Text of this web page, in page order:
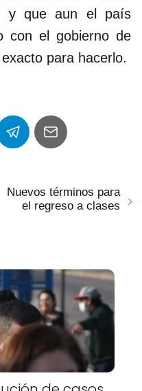
y que aun el país
con el gobierno de
para hacerlo.
Nuevos términos para
el regreso a clases